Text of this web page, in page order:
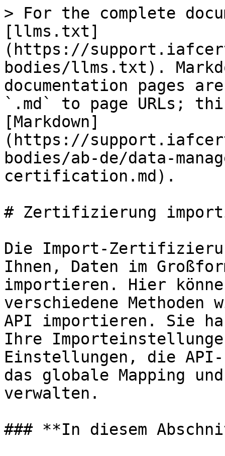
> For the complete
[llms.txt]
(https://
bodies/llms.txt).
documentation pages
`.md` to page URLs;
[Markdown]
(https://
bodies/ab-de/data-
certification.md).
# Zertifizierung
Die Import-
Ihnen, Daten im
importieren. Hier
verschiedene Methoden
API importieren. Sie
Ihre
Einstellungen, die
das globale Mapping
verwalten.
### **In diesem